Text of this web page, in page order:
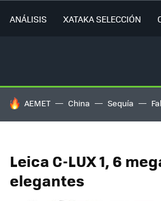
ANÁLISIS XATAKA SELECCIÓN
HOY SE HABLA DE
AEMET China Sequía
Leica C-LUX 1, 6
elegantes